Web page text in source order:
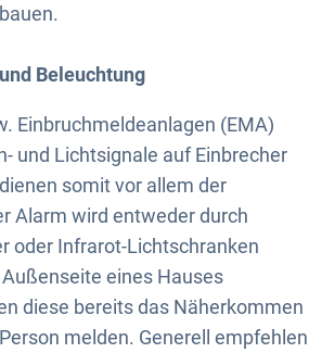
Beleuchtung
Einbruchmeldeanlagen (EMA)
und Lichtsignale auf Einbrecher
somit vor allem der
Alarm wird entweder durch
oder Infrarot-Lichtschranken
eines Hauses
diese bereits das Näherkommen
melden. Generell empfehlen